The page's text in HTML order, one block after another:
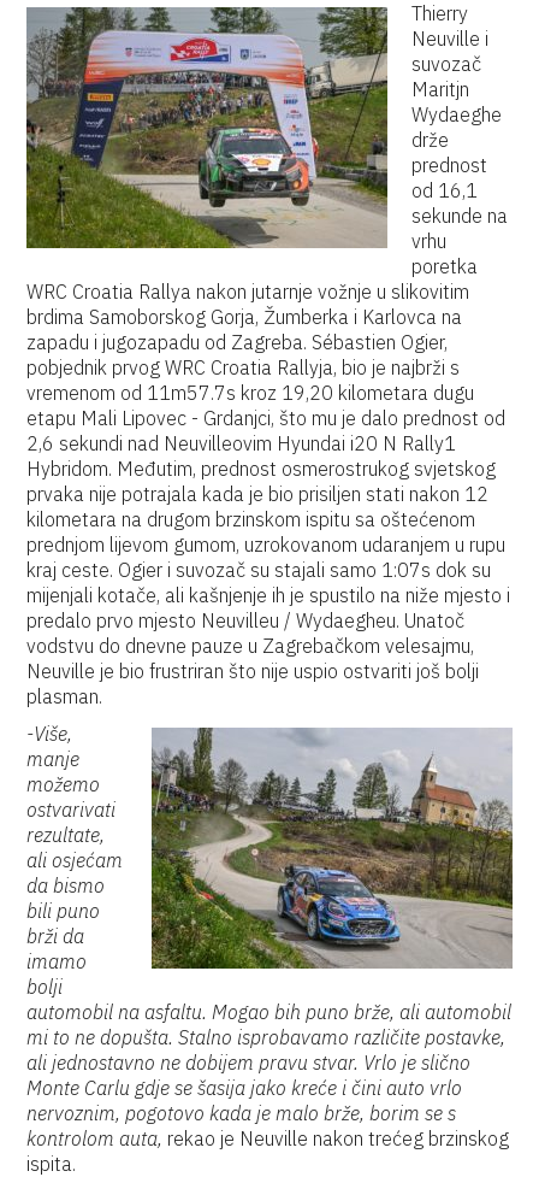
Thierry
Neuville i
suvozač
Maritjn
Wydaeghe
drže
prednost
od 16,1
sekunde na
vrhu
poretka
WRC Croatia Rallya nakon jutarnje vožnje u slikovitim
brdima Samoborskog Gorja, Žumberka i Karlovca na
zapadu i jugozapadu od Zagreba. Sébastien Ogier,
pobjednik prvog WRC Croatia Rallyja, bio je najbrži s
vremenom od 11m57.7s kroz 19,20 kilometara dugu
etapu Mali Lipovec - Grdanjci, što mu je dalo prednost od
2,6 sekundi nad Neuvilleovim Hyundai i20 N Rally1
Hybridom. Međutim, prednost osmerostrukog svjetskog
prvaka nije potrajala kada je bio prisiljen stati nakon 12
kilometara na drugom brzinskom ispitu sa oštećenom
prednjom lijevom gumom, uzrokovanom udaranjem u rupu
kraj ceste. Ogier i suvozač su stajali samo 1:07s dok su
mijenjali kotače, ali kašnjenje ih je spustilo na niže mjesto i
predalo prvo mjesto Neuvilleu / Wydaegheu. Unatoč
vodstvu do dnevne pauze u Zagrebačkom velesajmu,
Neuville je bio frustriran što nije uspio ostvariti još bolji
plasman.
-Više,
manje
možemo
ostvarivati
rezultate,
ali osjećam
da bismo
bili puno
brži da
imamo
bolji
automobil na asfaltu. Mogao bih puno brže, ali automobil
mi to ne dopušta. Stalno isprobavamo različite postavke,
ali jednostavno ne dobijem pravu stvar. Vrlo je slično
Monte Carlu gdje se šasija jako kreće i čini auto vrlo
nervoznim, pogotovo kada je malo brže, borim se s
kontrolom auta, rekao je Neuville nakon trećeg brzinskog
ispita.